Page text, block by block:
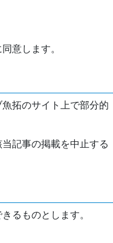
意します。
拓のサイト上で部分的
記事の掲載を中止する
るものとします。